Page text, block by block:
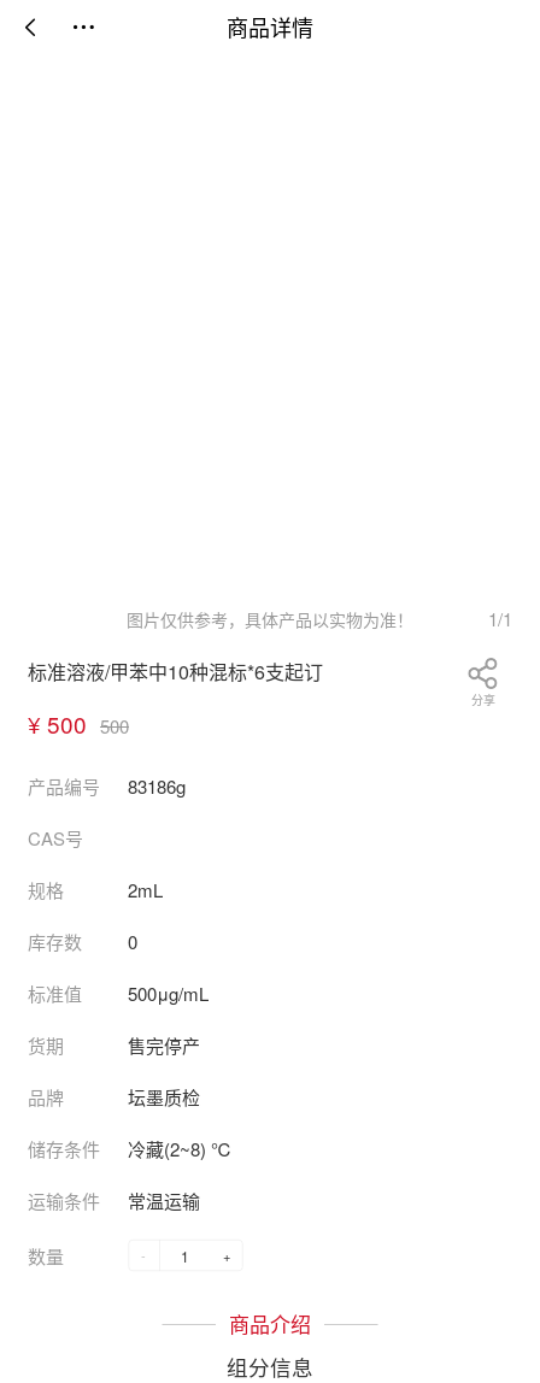
商品详情
 
图片仅供参考，具体产品以实物为准！ 1/1
标准溶液/甲苯中10种混标*6支起订
¥ 500 500
分享
产品编号 83186g
CAS号
规格 2mL
库存数 0
标准值 500μg/mL
货期 售完停产
品牌 坛墨质检
储存条件 冷藏(2~8) ℃
运输条件 常温运输
数量 - +
商品介绍
组分信息